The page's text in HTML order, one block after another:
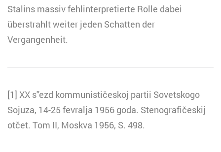
Stalins massiv fehlinterpretierte Rolle dabei
überstrahlt weiter jeden Schatten der
Vergangenheit.
[1] XX s''ezd kommunističeskoj partii Sovetskogo
Sojuza, 14-25 fevralja 1956 goda. Stenografičeskij
otčet. Tom II, Moskva 1956, S. 498.